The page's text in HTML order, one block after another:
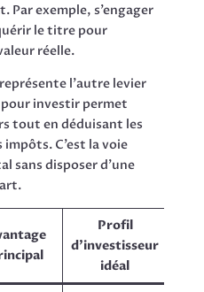
Par exemple, s’engager
le titre pour
réelle.
l’autre levier
pour investir permet
tout en déduisant les
C’est la voie
sans disposer d’une
Profil
d’investisseur
idéal